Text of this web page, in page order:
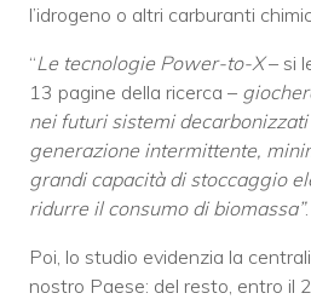
l’idrogeno o altri carburanti
“Le tecnologie Power-to-X– si
13 pagine della ricerca –
nei futuri sistemi
generazione intermittente,
grandi capacità di stoccaggio
ridurre il consumo di biomassa”.
Poi, lo studio evidenzia la
nostro Paese: del resto, entro il